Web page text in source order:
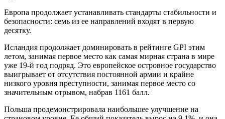
Европа продолжает устанавливать стандарты стабильности и
безопасности: семь из ее направлений входят в первую
десятку.
Исландия продолжает доминировать в рейтинге GPI этим
летом, занимая первое место как самая мирная страна в мире
уже 19-й год подряд. Это европейское островное государство
выигрывает от отсутствия постоянной армии и крайне
низкого уровня преступности, занимая первое место со
значительным отрывом, набрав 1161 балл.
Польша продемонстрировала наибольшее улучшение на